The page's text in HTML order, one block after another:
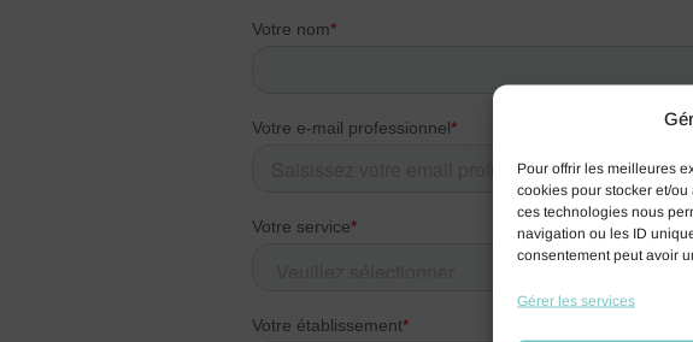
Pour offrir les meilleures
cookies pour stocker et/
ces technologies nous
navigation ou les ID
consentement peut avoir
Gérer les services